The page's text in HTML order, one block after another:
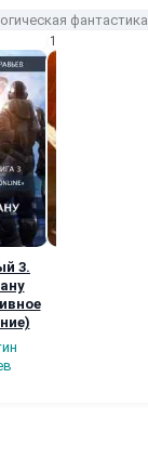
фантастика
3.
10